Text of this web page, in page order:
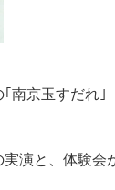
南京玉すだれ｣
演と、体験会